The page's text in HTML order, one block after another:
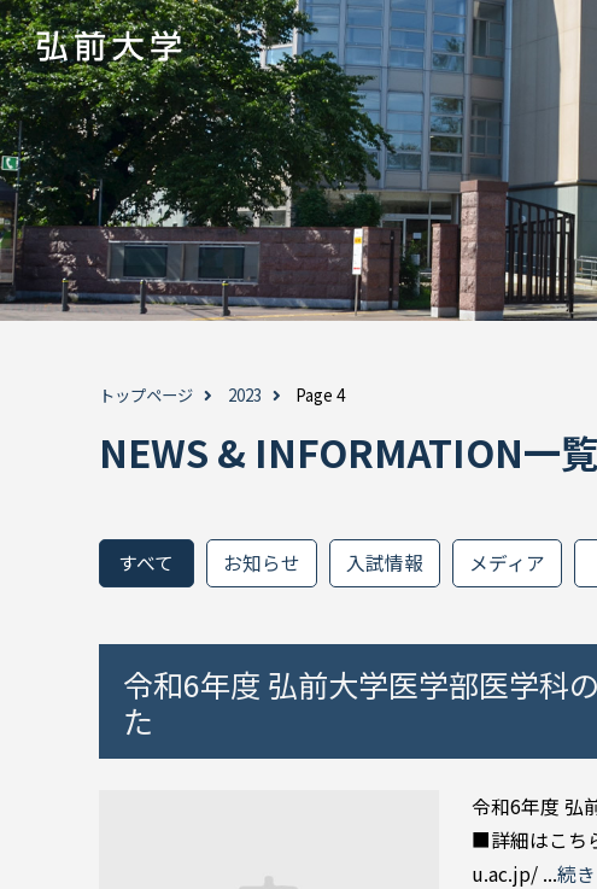
トップページ 2023 Page 4
NEWS & INFORMATION一
すべて お知らせ 入試情報 メディア
令和6年度 弘前大学医学部医学科
た
令和6年度 弘
■詳細はこち
u.ac.jp/ ...続